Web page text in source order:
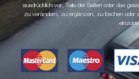
ausdrücklich vor, Teile der Seiten oder das
zu verändern, zu ergänzen, zu löschen oder